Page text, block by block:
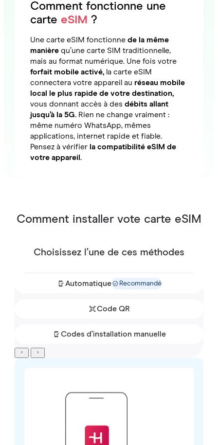
Comment fonctionne une
carte eSIM ?
Une carte eSIM fonctionne de la même
manièrequ’une carte SIM traditionnelle,
mais au format numérique. Une fois votre
forfait mobile activé,la carte eSIM
connectera votre appareil au réseau mobile
local le plus rapide de votre destination,
vous donnant accès à des débits allant
jusqu’à la 5G.Rien ne change vraiment :
même numéro WhatsApp, mêmes
applications, internet rapide et fiable.
Pensez à vérifier la compatibilité eSIM de
votre appareil.
Comment installer vote carte eSIM
Choisissez l’une de ces méthodes
Automatique Recommandé
Code QR
Codes d’installation manuelle